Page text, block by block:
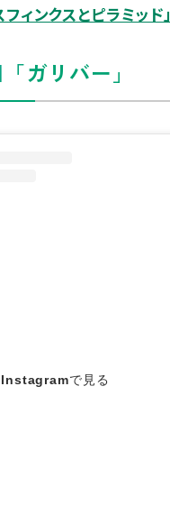
ィンクスとピラミッド」
ガリバー」
Instagramで見る